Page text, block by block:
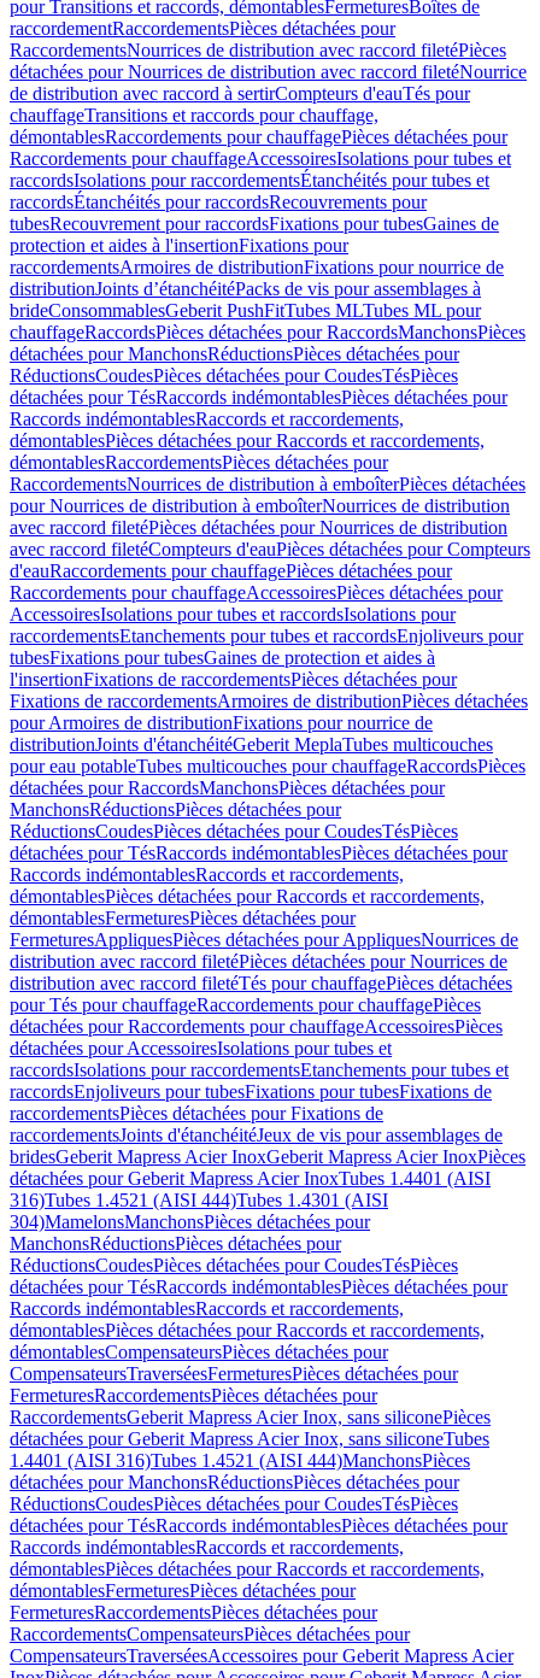
pour Transitions et raccords, démontablesFermeturesBoîtes de
raccordementRaccordementsPièces détachées pour
RaccordementsNourrices de distribution avec raccord filetéPièces
détachées pour Nourrices de distribution avec raccord filetéNourrice
de distribution avec raccord à sertirCompteurs d'eauTés pour
chauffageTransitions et raccords pour chauffage,
démontablesRaccordements pour chauffagePièces détachées pour
Raccordements pour chauffageAccessoiresIsolations pour tubes et
raccordsIsolations pour raccordementsÉtanchéités pour tubes et
raccordsÉtanchéités pour raccordsRecouvrements pour
tubesRecouvrement pour raccordsFixations pour tubesGaines de
protection et aides à l'insertionFixations pour
raccordementsArmoires de distributionFixations pour nourrice de
distributionJoints d’étanchéitéPacks de vis pour assemblages à
brideConsommablesGeberit PushFitTubes MLTubes ML pour
chauffageRaccordsPièces détachées pour RaccordsManchonsPièces
détachées pour ManchonsRéductionsPièces détachées pour
RéductionsCoudesPièces détachées pour CoudesTésPièces
détachées pour TésRaccords indémontablesPièces détachées pour
Raccords indémontablesRaccords et raccordements,
démontablesPièces détachées pour Raccords et raccordements,
démontablesRaccordementsPièces détachées pour
RaccordementsNourrices de distribution à emboîterPièces détachées
pour Nourrices de distribution à emboîterNourrices de distribution
avec raccord filetéPièces détachées pour Nourrices de distribution
avec raccord filetéCompteurs d'eauPièces détachées pour Compteurs
d'eauRaccordements pour chauffagePièces détachées pour
Raccordements pour chauffageAccessoiresPièces détachées pour
AccessoiresIsolations pour tubes et raccordsIsolations pour
raccordementsEtanchements pour tubes et raccordsEnjoliveurs pour
tubesFixations pour tubesGaines de protection et aides à
l'insertionFixations de raccordementsPièces détachées pour
Fixations de raccordementsArmoires de distributionPièces détachées
pour Armoires de distributionFixations pour nourrice de
distributionJoints d'étanchéitéGeberit MeplaTubes multicouches
pour eau potableTubes multicouches pour chauffageRaccordsPièces
détachées pour RaccordsManchonsPièces détachées pour
ManchonsRéductionsPièces détachées pour
RéductionsCoudesPièces détachées pour CoudesTésPièces
détachées pour TésRaccords indémontablesPièces détachées pour
Raccords indémontablesRaccords et raccordements,
démontablesPièces détachées pour Raccords et raccordements,
démontablesFermeturesPièces détachées pour
FermeturesAppliquesPièces détachées pour AppliquesNourrices de
distribution avec raccord filetéPièces détachées pour Nourrices de
distribution avec raccord filetéTés pour chauffagePièces détachées
pour Tés pour chauffageRaccordements pour chauffagePièces
détachées pour Raccordements pour chauffageAccessoiresPièces
détachées pour AccessoiresIsolations pour tubes et
raccordsIsolations pour raccordementsEtanchements pour tubes et
raccordsEnjoliveurs pour tubesFixations pour tubesFixations de
raccordementsPièces détachées pour Fixations de
raccordementsJoints d'étanchéitéJeux de vis pour assemblages de
bridesGeberit Mapress Acier InoxGeberit Mapress Acier InoxPièces
détachées pour Geberit Mapress Acier InoxTubes 1.4401 (AISI
316)Tubes 1.4521 (AISI 444)Tubes 1.4301 (AISI
304)MamelonsManchonsPièces détachées pour
ManchonsRéductionsPièces détachées pour
RéductionsCoudesPièces détachées pour CoudesTésPièces
détachées pour TésRaccords indémontablesPièces détachées pour
Raccords indémontablesRaccords et raccordements,
démontablesPièces détachées pour Raccords et raccordements,
démontablesCompensateursPièces détachées pour
CompensateursTraverséesFermeturesPièces détachées pour
FermeturesRaccordementsPièces détachées pour
RaccordementsGeberit Mapress Acier Inox, sans siliconePièces
détachées pour Geberit Mapress Acier Inox, sans siliconeTubes
1.4401 (AISI 316)Tubes 1.4521 (AISI 444)ManchonsPièces
détachées pour ManchonsRéductionsPièces détachées pour
RéductionsCoudesPièces détachées pour CoudesTésPièces
détachées pour TésRaccords indémontablesPièces détachées pour
Raccords indémontablesRaccords et raccordements,
démontablesPièces détachées pour Raccords et raccordements,
démontablesFermeturesPièces détachées pour
FermeturesRaccordementsPièces détachées pour
RaccordementsCompensateursPièces détachées pour
CompensateursTraverséesAccessoires pour Geberit Mapress Acier